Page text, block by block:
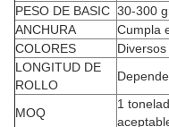
PESO DE BASIC 30-300
ANCHURA
Cumpla
COLORES
LONGITUD DE
ROLLO
MOQ
1